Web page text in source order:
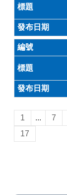
1 ... 7
17